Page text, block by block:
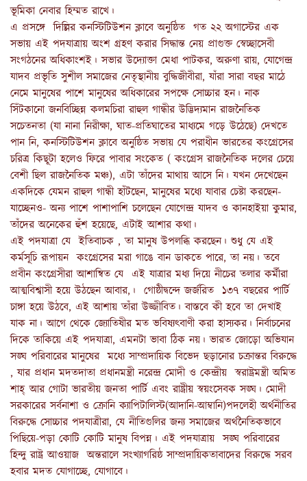
ভূমিকা নেবার হিম্মত রাখে।
এ প্রসঙ্গে দিল্লির কনস্টিটিউশন ক্লাবে অনুষ্ঠিত গত ২২ অগাস্টের এক
সভায় এই পদযাত্রায় অংশ গ্রহণ করার সিদ্ধান্ত নেয় প্রাগুক্ত স্বেচ্ছাসেবী
সংগঠনের অধিকাংশই। সভার উদ্যোক্তা মেধা পাটকর, অরুণা রায়, যোগেন্দ্র
যাদব প্রভৃতি সুশীল সমাজের নেতৃস্থানীয় বুদ্ধিজীবীরা, যাঁরা সারা বছর মাঠে
নেমে মানুষের পাশে মানুষের অধিকারের সপক্ষে সোচ্চার হন। নাক
সিঁটকানো জনবিচ্ছিন্ন কলমচিরা রাহুল গান্ধীর উদ্ভিদ্যমান রাজনৈতিক
সচেতনতা (যা নানা নিরীক্ষা, ঘাত-প্রতিঘাতের মাধ্যমে গড়ে উঠেছে) দেখতে
পান নি, কনস্টিটিউশন ক্লাবে অনুষ্ঠিত সভায় যে পরাধীন ভারতের কংগ্রেসের
চরিত্র কিছূটা হলেও ফিরে পাবার সংকেত ( কংগ্রেস রাজনৈতিক দলের চেয়ে
বেশী ছিল রাজনৈতিক মঞ্চ), এটা তাঁদের মাথায় আসে নি। যখন দেখেছেন
একদিকে যেমন রাহুল গান্ধী হাঁটছেন, মানুষের মধ্যে যাবার চেষ্টা করছেন-
যাচ্ছেনও- অন্য পাশে পাশাপাশি চলেছেন যোগেন্দ্র যাদব ও কানহাইয়া কুমার,
তাঁদের অনেকের হুঁশ হয়েছে, এটাই আশার কথা।
এই পদযাত্রা যে ইতিবাচক , তা মানুষ উপলব্ধি করছেন। শুধু যে এই
কর্মসূচি রূপায়ন কংগ্রেসের মরা গাঙে বান ডাকতে পারে, তা নয়। তবে
প্রবীন কংগ্রেসীরা আশান্বিত যে এই যাত্রার মধ্য দিয়ে নীচের তলার কর্মীরা
আত্মবিশ্বাসী হয়ে উঠছেন আবার,। গোষ্ঠীদ্বন্দে জর্জরিত ১৩৭ বছরের পার্টি
চাঙ্গা হয়ে উঠবে, এই আশায় তাঁরা উজ্জীবিত। বাস্তবে কী হবে তা দেখাই
যাক না। আগে থেকে জ্যোতিষীর মত ভবিষ্যৎবাণী করা হাস্যকর। নির্বাচনের
দিকে তাকিয়ে এই পদযাত্রা, এমনটা ভাবা ঠিক নয়। ভারত জোড়ো অভিযান
সঙ্ঘ পরিবারের মানুষের মধ্যে সাম্প্রদায়িক বিভেদ ছড়ানোর চক্রান্তর বিরুদ্ধে
, যার প্রধান মদতদাতা প্রধানমন্ত্রী নরেন্দ্র মোদী ও কেন্দ্রীয় স্বরাষ্ট্রমন্ত্রী অমিত
শাহ্‌ আর গোটা ভারতীয় জনতা পার্টি এবং রাষ্ট্রীয় স্বয়ংসেবক সঙ্ঘ। মোদী
সরকারের সর্বনাশা ও ক্রোনি ক্যাপিটালিস্ট(আদানি-আম্বানি)পদলেহী অর্থনীতির
বিরুদ্ধে সোচ্চার পদযাত্রীরা, যে নীতিগুলির জন্য সমাজের অর্থনৈতিকভাবে
পিছিয়ে-পড়া কোটি কোটি মানুষ বিপন্ন। এই পদযাত্রায় সঙ্ঘ পরিবারের
হিন্দু রাষ্ট্র আওয়াজ অন্তরালে সংখ্যাগরিষ্ঠ সাম্প্রদায়িকতাবাদের বিরুদ্ধে সরব
হবার মদত যোগাচ্ছে, যোগাবে।